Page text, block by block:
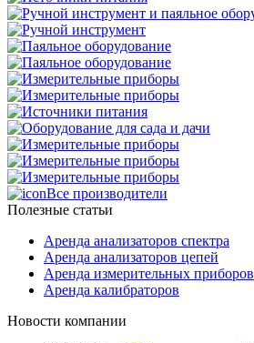
Все производители
Полезные статьи
Аренда анализаторов спектра
Аренда анализаторов цепей
Аренда измерительных приборов
Аренда калибраторов
Новости компании